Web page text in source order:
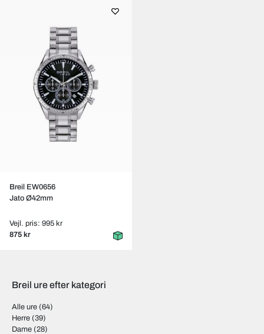
Breil EW0656
Jato Ø42mm
Vejl. pris: 995 kr
875 kr
Breil ure efter kategori
Alle ure (64)
Herre (39)
Dame (28)